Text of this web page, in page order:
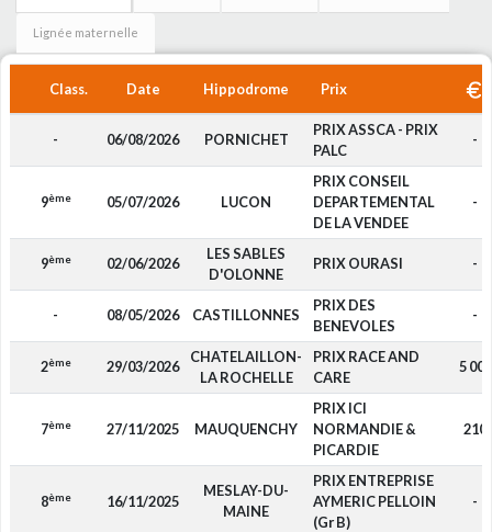
Lignée maternelle
Class. Date Hippodrome Prix
- 06/08/2026 PORNICHET
PRIX ASSCA - PRIX
PALC
-
9ème 05/07/2026 LUCON
PRIX CONSEIL
DEPARTEMENTAL
DE LA VENDEE
-
9ème 02/06/2026
LES SABLES
D'OLONNE
PRIX OURASI -
- 08/05/2026 CASTILLONNES
PRIX DES
BENEVOLES
-
2ème 29/03/2026
CHATELAILLON-
LA ROCHELLE
PRIX RACE AND
CARE
5 000
7ème 27/11/2025 MAUQUENCHY
PRIX ICI
NORMANDIE &
PICARDIE
210
8ème 16/11/2025
MESLAY-DU-
MAINE
PRIX ENTREPRISE
AYMERIC PELLOIN
(Gr B)
-